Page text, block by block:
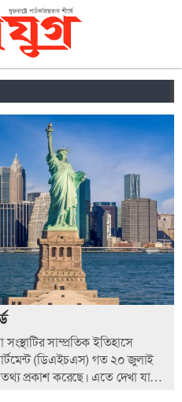
সংস্থাটির সাম্প্রতিক ইতিহাসে
(ডিএইচএস) গত ২০ জুলাই
প্রকাশ করেছে। এতে দেখা যায়,